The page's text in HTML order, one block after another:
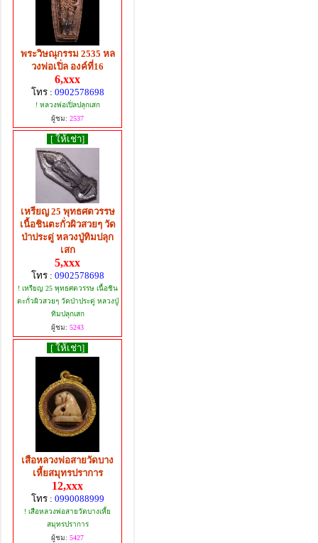
พระวิษณุกรรม 2535 หล
วงพ่อเปิ่ล องค์ที่16
6,xxx
โทร : 0902578698
! หลวงพ่อเปิ่ลปลุกเสก
ผู้ชม: 2537
[ ให้เช่า]
เหรียญ 25 พุทธศตวรรษ
เนื้อชินตะกั่วผิวสวยๆ วัด
ป่าประดู่ หลวงปู่ทิมปลุก
เสก
5,xxx
โทร : 0902578698
! เหรียญ 25 พุทธศตวรรษ เนื้อชิน
ตะกั่วผิวสวยๆ วัดป่าประดู่ หลวงปู่
ทิมปลุกเสก
ผู้ชม: 5243
[ ให้เช่า]
เสือหลวงพ่อสายวัดบาง
เหี้ยสมุทรปราการ
12,xxx
โทร : 0990088999
! เสือหลวงพ่อสายวัดบางเหี้ย
สมุทรปราการ
ผู้ชม: 5427